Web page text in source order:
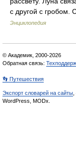
с другой с
Энциклопедия
© Академик, 2000-2026
Обратная связь:
👣 Путешествия
Экспорт словарей на сайты
WordPress, MODx.